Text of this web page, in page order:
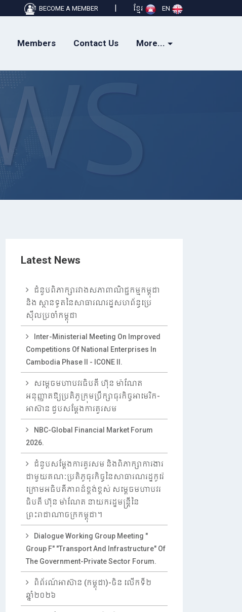
BECOME A MEMBER | ខ្មែរ EN
Members Contact Us More...
Latest News
ជំនួបពិភាក្សារវាងសភាពាណិជ្ជកម្មកម្ពុជា
និង ស្ថានទូតនៃសាធារណរដ្ឋសហព័ន្ធប្រេ
ស៊ីលប្រចាំកម្ពុជា
Inter-Ministerial Meeting On Improved
Competitions Of National Enterprises In
Cambodia Phase II - ICONE II.
សម្តេចមហាបវរធិបតី ហ៊ុន ម៉ាណែត
អនុញ្ញាតឱ្យប្រតិភូក្រុមប្រឹក្សាធុរកិច្ចអាមេរិក-
អាស៊ាន ជួបសម្តែងការគួរសម
NBC-Global Financial Market Forum
2026.
ជំនួបសម្តែងការគួរសម និងពិភាក្សាការងារ
ជាមួយគណៈប្រតិភូធុរកិច្ចនៃសាធារណរដ្ឋកូរ៉េ
ក្រោមអធិបតីភាពដ៏ខ្ពង់ខ្ពស់ សម្តេចមហាបវរ
ធិបតី ហ៊ុន ម៉ាណែត នាយករដ្ឋមន្ត្រីនៃ
ព្រះរាជាណាចក្រកម្ពុជា។
Dialogue Working Group Meeting "
Group F" "Transport And Infrastructure" Of
The Government-Private Sector Forum.
ពិព័រណ៍អាស៊ាន (កម្ពុជា)-ចិន លើកទី២
ឆ្នាំ២០២៦